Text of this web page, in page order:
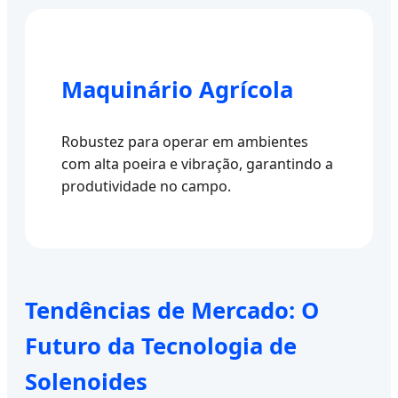
Maquinário Agrícola
Robustez para operar em ambientes
com alta poeira e vibração, garantindo a
produtividade no campo.
Tendências de Mercado: O
Futuro da Tecnologia de
Solenoides